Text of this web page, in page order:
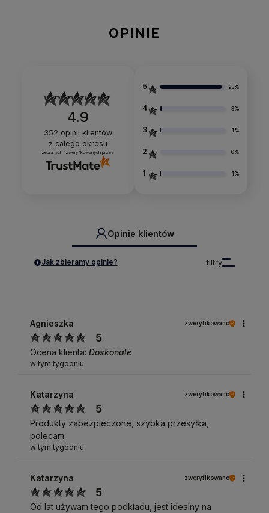
OPINIE
4.9
352 opinii klientów
z całego okresu
zebranych i zweryfikowanych przez
5 95%
4 3%
3 1%
2 0%
1 1%
Opinie klientów
filtry
Jak zbieramy opinie?
Agnieszka zweryfikowano
5
Ocena klienta: Doskonale
w tym tygodniu
Katarzyna zweryfikowano
5
Produkty zabezpieczone, szybka przesyłka,
polecam.
w tym tygodniu
Katarzyna zweryfikowano
5
Od lat używam tego podkładu, jest idealny na